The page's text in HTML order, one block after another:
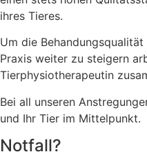
ihres Tieres.
Um die
Praxis weiter zu steigern
Tierphysiotherapeutin
Bei all unseren
und Ihr Tier im Mittelpunkt.
Notfall?